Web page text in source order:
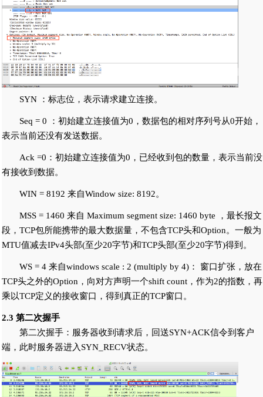
SYN ：标志位，表示请求建立连接。
Seq = 0 ：初始建立连接值为0，数据包的相对序列号从0开始，
表示当前还没有发送数据。
Ack =0：初始建立连接值为0，已经收到包的数量，表示当前没
有接收到数据。
WIN = 8192 来自Window size: 8192。
MSS = 1460 来自 Maximum segment size: 1460 byte ，最长报文
段，TCP包所能携带的最大数据量，不包含TCP头和Option。一般为
MTU值减去IPv4头部(至少20字节)和TCP头部(至少20字节)得到。
WS = 4 来自windows scale : 2 (multiply by 4)： 窗口扩张，放在
TCP头之外的Option，向对方声明一个shift count，作为2的指数，再
乘以TCP定义的接收窗口，得到真正的TCP窗口。
2.3 第二次握手
第二次握手：服务器收到请求后，回送SYN+ACK信令到客户
端，此时服务器进入SYN_RECV状态。